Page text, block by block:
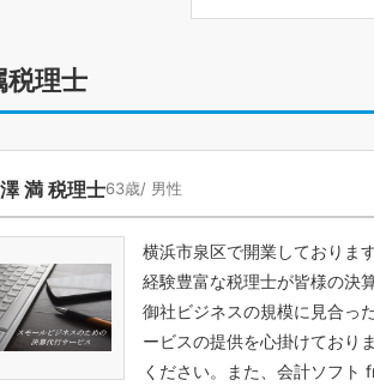
税理士
満 税理士63歳/ 男性
横浜市泉区で開業しております
経験豊富な税理士が皆様の決
御社ビジネスの規模に見合っ
ービスの提供を心掛けており
ください。また、会計ソフト